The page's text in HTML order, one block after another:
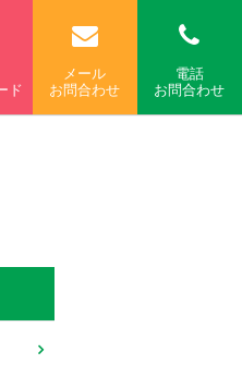
ド
メール
お問合わせ
電話
お問合わせ